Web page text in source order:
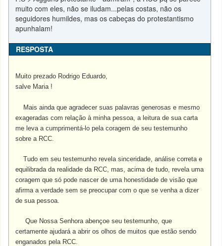
muito com eles, não se iludam...pelas costas, não os
seguidores humildes, mas os cabeças do protestantismo
apunhalam!
RESPOSTA
Muito prezado Rodrigo Eduardo,
salve Maria !
Mais ainda que agradecer suas palavras generosas e mesmo
exageradas com relação à minha pessoa, a leitura de sua carta
me leva a cumprimentá-lo pela coragem de seu testemunho
sobre a RCC.
Tudo em seu testemunho revela sinceridade, análise correta e
equilibrada da realidade da RCC, mas, acima de tudo, revela uma
coragem que só pode nascer de uma honestidade de visão que
afirma a verdade sem se preocupar com o que se venha a dizer
de sua pessoa.
Que Nossa Senhora abençoe seu testemunho, que
certamente ajudará a abrir os olhos de muitos que estão sendo
enganados pela RCC.